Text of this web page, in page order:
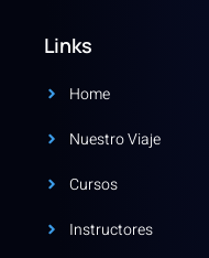
Links
Home
Nuestro Viaje
Cursos
Instructores